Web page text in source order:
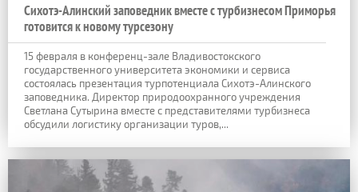
Сихотэ-Алинский заповедник вместе с турбизнесом Приморья
готовится к новому турсезону
15 февраля в конференц-зале Владивостокского
государственного университета экономики и сервиса
состоялась презентация турпотенциала Сихотэ-Алинского
заповедника. Директор природоохранного учреждения
Светлана Сутырина вместе с представителями турбизнеса
обсудили логистику организации туров,...